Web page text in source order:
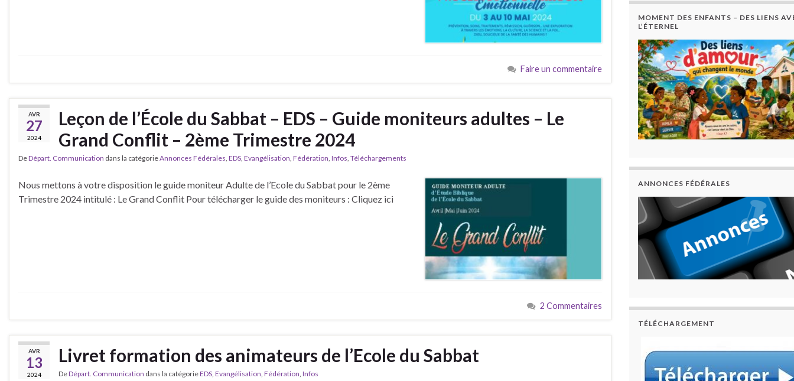
Faire un commentaire
AVR
27
2024
Leçon de l’École du Sabbat – EDS – Guide moniteurs adultes – Le
Grand Conflit – 2ème Trimestre 2024
DeDépart. Communication dans la catégorieAnnonces Fédérales EDS Evangélisation Fédération Infos Téléchargements
Nous mettons à votre disposition le guide moniteur Adulte de l’Ecole du Sabbat pour le 2ème
Trimestre 2024 intitulé : Le Grand Conflit Pour télécharger le guide des moniteurs : Cliquez ici
2 Commentaires
AVR
13
2024
Livret formation des animateurs de l’Ecole du Sabbat
DeDépart. Communication dans la catégorieEDS, Evangélisation, Fédération, Infos
MOMENT DES ENFANTS – DES LIENS
L’ÉTERNEL
ANNONCES FÉDÉRALES
TÉLÉCHARGEMENT